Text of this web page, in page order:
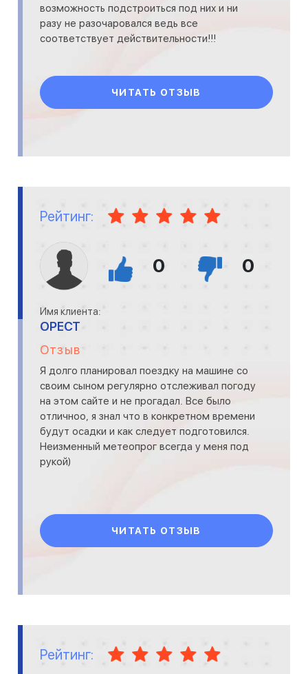
возможность подстроиться под них и ни
разу не разочаровался ведь все
соответствует действительности!!!
ЧИТАТЬ ОТЗЫВ
Рейтинг:
0 0
Имя клиента:
ОРЕСТ
Отзыв
Я долго планировал поездку на машине со
своим сыном регулярно отслеживал погоду
на этом сайте и не прогадал. Все было
отличноо, я знал что в конкретном времени
будут осадки и как следует подготовился.
Неизменный метеопрог всегда у меня под
рукой)
ЧИТАТЬ ОТЗЫВ
Рейтинг: